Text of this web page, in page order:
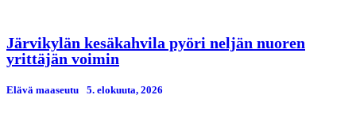
Järvikylän kesäkahvila pyöri neljän nuoren
yrittäjän voimin
Elävä maaseutu 5. elokuuta, 2026